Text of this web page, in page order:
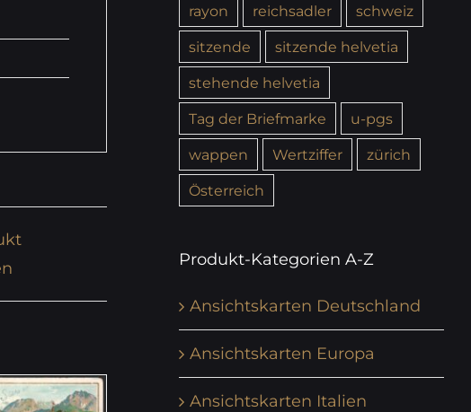
rayon
reichsadler
schweiz
sitzende
sitzende helvetia
stehende helvetia
Tag der Briefmarke
u-pgs
wappen
Wertziffer
zürich
Österreich
Produkt-Kategorien A-Z
Ansichtskarten Deutschland
Ansichtskarten Europa
Ansichtskarten Italien